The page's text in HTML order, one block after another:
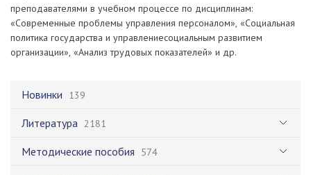
Новинки 139
Литература 2181
Методические пособия 574
преподавателями в учебном процессе по дисциплинам:
«Современные проблемы управления персоналом», «Социальная
политика государства и управлениесоциальным развитием
организации», «Анализ трудовых показателей» и др.